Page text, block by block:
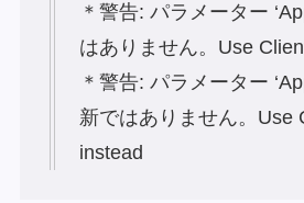
＊警告: パラメーター
はありません。Use
＊警告: パラメーター
新ではありません。Use
instead